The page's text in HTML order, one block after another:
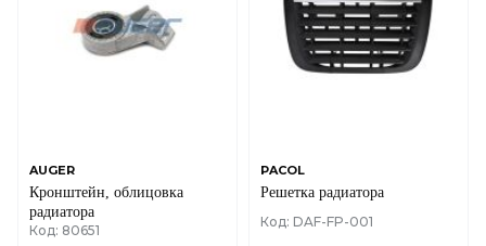
AUGER
Кронштейн, облицовка
радиатора
Код: 80651
PACOL
Решетка радиатора
Код: DAF-FP-001